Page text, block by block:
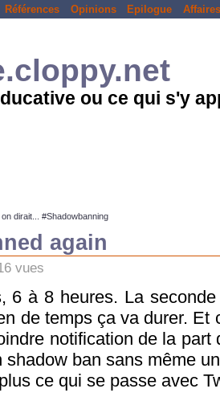
Références Opinions Epilogue Affaires
ou ce qui s'y
dirait... #Shadowbanning
again
vues
6 à 8 heures. La
de temps ça va durer. Et
notification de la part
shadow ban sans même
ce qui se passe avec